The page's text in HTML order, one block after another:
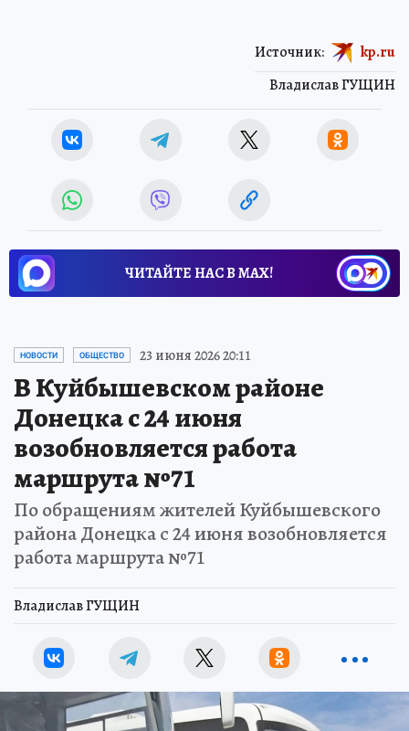
Владислав ГУЩИН
Источник: kp.ru
ЧИТАЙТЕ НАС В МАХ!
НОВОСТИ ОБЩЕСТВО 23 июня 2026 20:11
В Куйбышевском районе
Донецка с 24 июня
возобновляется работа
маршрута №71
По обращениям жителей Куйбышевского
района Донецка с 24 июня возобновляется
работа маршрута №71
Владислав ГУЩИН